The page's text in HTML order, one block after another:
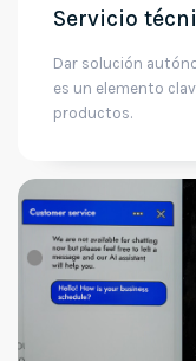
Servicio
Dar solución
es un elemento
productos.